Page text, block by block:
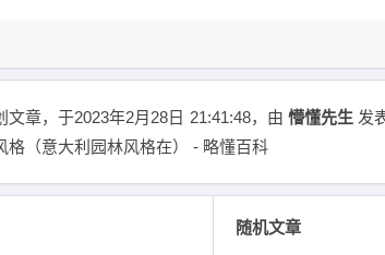
文章，于2023年2月28日 21:41:48，由 懵懂先生 发
格（意大利园林风格在） - 略懂百科
随机文章